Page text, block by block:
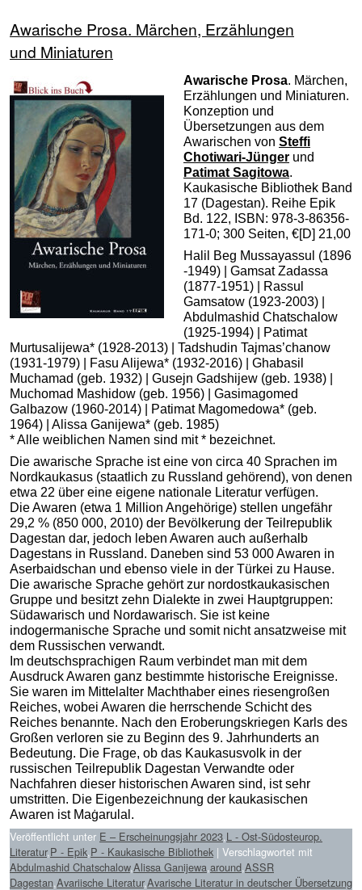
Awarische Prosa. Märchen, Erzählungen
und Miniaturen
Awarische Prosa. Märchen,
Erzählungen und Miniaturen.
Konzeption und
Übersetzungen aus dem
Awarischen von Steffi
Chotiwari-Jünger und
Patimat Sagitowa.
Kaukasische Bibliothek Band
17 (Dagestan). Reihe Epik
Bd. 122, ISBN: 978-3-86356-
171-0; 300 Seiten, €[D] 21,00
Halil Beg Mussayassul (1896
-1949) | Gamsat Zadassa
(1877-1951) | Rassul
Gamsatow (1923-2003) |
Abdulmashid Chatschalow
(1925-1994) | Patimat
Murtusalijewa* (1928-2013) | Tadshudin Tajmas’chanow
(1931-1979) | Fasu Alijewa* (1932-2016) | Ghabasil
Muchamad (geb. 1932) | Gusejn Gadshijew (geb. 1938) |
Muchomad Mashidow (geb. 1956) | Gasimagomed
Galbazow (1960-2014) | Patimat Magomedowa* (geb.
1964) | Alissa Ganijewa* (geb. 1985)
* Alle weiblichen Namen sind mit * bezeichnet.
Die awarische Sprache ist eine von circa 40 Sprachen im
Nordkaukasus (staatlich zu Russland gehörend), von denen
etwa 22 über eine eigene nationale Literatur verfügen.
Die Awaren (etwa 1 Million Angehörige) stellen ungefähr
29,2 % (850 000, 2010) der Bevölkerung der Teilrepublik
Dagestan dar, jedoch leben Awaren auch außerhalb
Dagestans in Russland. Daneben sind 53 000 Awaren in
Aserbaidschan und ebenso viele in der Türkei zu Hause.
Die awarische Sprache gehört zur nordostkaukasischen
Gruppe und besitzt zehn Dialekte in zwei Hauptgruppen:
Südawarisch und Nordawarisch. Sie ist keine
indogermanische Sprache und somit nicht ansatzweise mit
dem Russischen verwandt.
Im deutschsprachigen Raum verbindet man mit dem
Ausdruck Awaren ganz bestimmte historische Ereignisse.
Sie waren im Mittelalter Machthaber eines riesengroßen
Reiches, wobei Awaren die herrschende Schicht des
Reiches benannte. Nach den Eroberungskriegen Karls des
Großen verloren sie zu Beginn des 9. Jahrhunderts an
Bedeutung. Die Frage, ob das Kaukasusvolk in der
russischen Teilrepublik Dagestan Verwandte oder
Nachfahren dieser historischen Awaren sind, ist sehr
umstritten. Die Eigenbezeichnung der kaukasischen
Awaren ist Maġarulal.
Veröffentlicht unter E – Erscheinungsjahr 2023 L - Ost-Südosteurop.
Literatur,P - Epik P - Kaukasische Bibliothek | Verschlagwortet mit
Abdulmashid Chatschalow,Alissa Ganijewa around ASSR
Dagestan Avariische Literatur,Avarische Literatur in deutscher Übersetzung